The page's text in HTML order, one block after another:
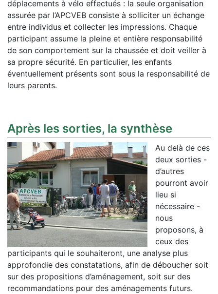
déplacements à vélo effectués : la seule organisation
assurée par l’APCVEB consiste à solliciter un échange
entre individus et collecter les impressions. Chaque
participant assume la pleine et entière responsabilité
de son comportement sur la chaussée et doit veiller à
sa propre sécurité. En particulier, les enfants
éventuellement présents sont sous la responsabilité de
leurs parents.
Après les sorties, la synthèse
Au delà de ces
deux sorties -
d’autres
pourront avoir
lieu si
nécessaire -
nous
proposons, à
ceux des
participants qui le souhaiteront, une analyse plus
approfondie des constatations, afin de déboucher soit
sur des propositions d’aménagement, soit sur des
recommandations pour des aménagements futurs.